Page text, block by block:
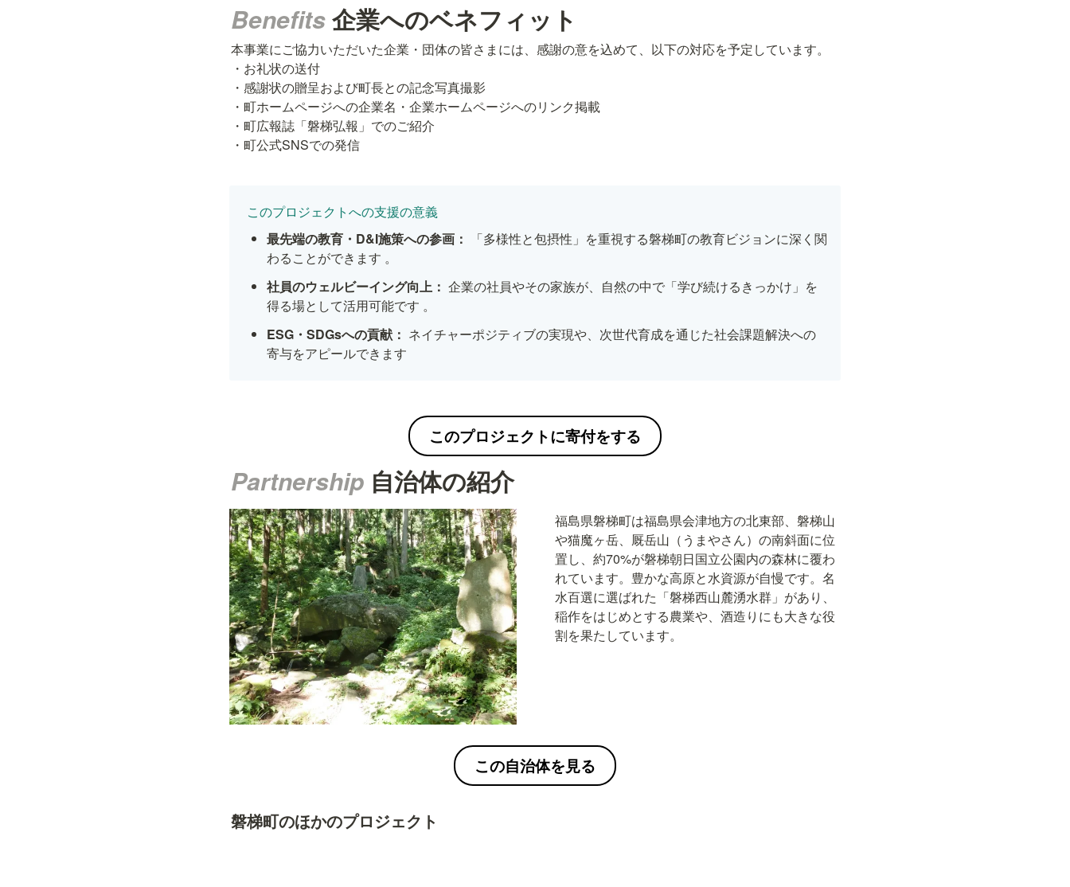
Benefits 企業へのベネフィット
本事業にご協力いただいた企業・団体の皆さまには、感謝の意を込めて、以下の対応を予定しています。
・お礼状の送付
・感謝状の贈呈および町長との記念写真撮影
・町ホームページへの企業名・企業ホームページへのリンク掲載
・町広報誌「磐梯弘報」でのご紹介
・町公式SNSでの発信
このプロジェクトへの支援の意義
最先端の教育・D&I施策への参画：
「多様性と包摂性」を重視する磐梯町の教育ビジョンに深く関
わることができます 。
社員のウェルビーイング向上： 企業の社員やその家族が、自然の中で「学び続けるきっかけ」を
得る場として活用可能です 。
ESG・SDGsへの貢献： ネイチャーポジティブの実現や、次世代育成を通じた社会課題解決への
寄与をアピールできます
このプロジェクトに寄付をする
Partnership 自治体の紹介
福島県磐梯町は福島県会津地方の北東部、磐梯山
や猫魔ヶ岳、厩岳山（うまやさん）の南斜面に位
置し、約70%が磐梯朝日国立公園内の森林に覆わ
れています。豊かな高原と水資源が自慢です。名
水百選に選ばれた「磐梯西山麓湧水群」があり、
稲作をはじめとする農業や、酒造りにも大きな役
割を果たしています。
この自治体を見る
磐梯町のほかのプロジェクト